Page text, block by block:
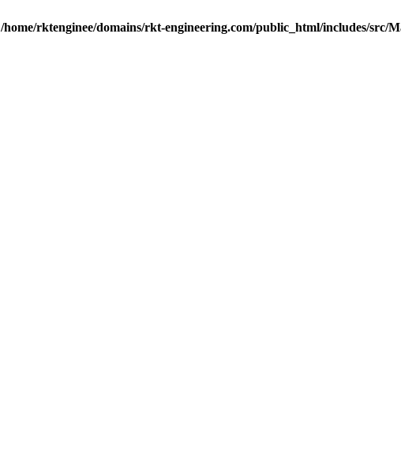
/home/rktenginee/domains/rkt-engineering.com/public_html/includes/src/